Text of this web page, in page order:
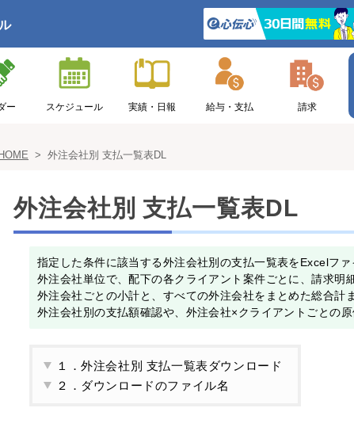
ー スケジュール 実績・日報 給与・支払 請求
HOME > 外注会社別 支払一覧表DL
外注会社別 支払一覧表DL
指定した条件に該当する外注会社別の支払一覧表をExcelファ
外注会社単位で、配下の各クライアント案件ごとに、請求明
外注会社ごとの小計と、すべての外注会社をまとめた総合計
外注会社別の支払額確認や、外注会社×クライアントごとの原
１．外注会社別 支払一覧表ダウンロード
２．ダウンロードのファイル名